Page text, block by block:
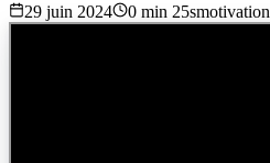
29 juin 2024 0 min 25smotivation